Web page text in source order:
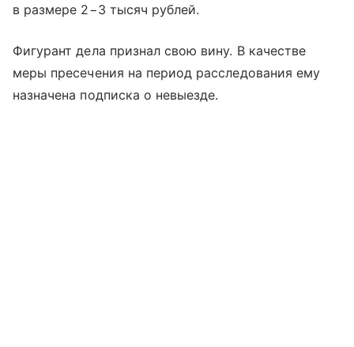
в размере 2−3 тысяч рублей.
Фигурант дела признал свою вину. В качестве
меры пресечения на период расследования ему
назначена подписка о невыезде.